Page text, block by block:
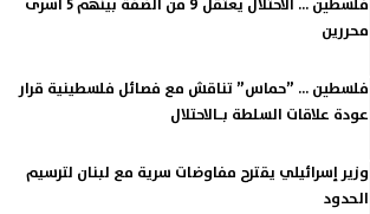
فلسطين ... الاحتلال يعتقل 9 من الضفة بينهم 5 أسرى
محررين
فلسطين ... ”حماس” تناقش مع فصائل فلسطينية قرار
عودة علاقات السلطة بـالاحتلال
وزير إسرائيلي يقترح مفاوضات سرية مع لبنان لترسيم
الحدود